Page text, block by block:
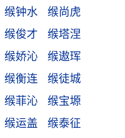
缑钟水
缑尚虎
缑俊才
缑塔涅
缑娇沁
缑遨珲
缑衡连
缑徒城
缑菲沁
缑宝塬
缑运盖
缑泰征